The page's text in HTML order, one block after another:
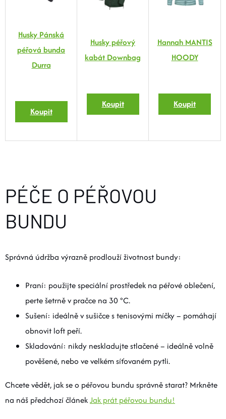
Husky Pánská
péřová bunda
Durra
Koupit
Husky péřový
kabát Downbag
Koupit
Hannah MANTIS
HOODY
Koupit
PÉČE O PÉŘOVOU
BUNDU
Správná údržba výrazně prodlouží životnost bundy:
Praní: použijte speciální prostředek na péřové oblečení,
perte šetrně v pračce na 30 °C.
Sušení: ideálně v sušičce s tenisovými míčky – pomáhají
obnovit loft peří.
Skladování: nikdy neskladujte stlačené – ideálně volně
pověšené, nebo ve velkém síťovaném pytli.
Chcete vědět, jak se o péřovou bundu správně starat? Mrkněte
na náš předchozí článekJak prát péřovou bundu!